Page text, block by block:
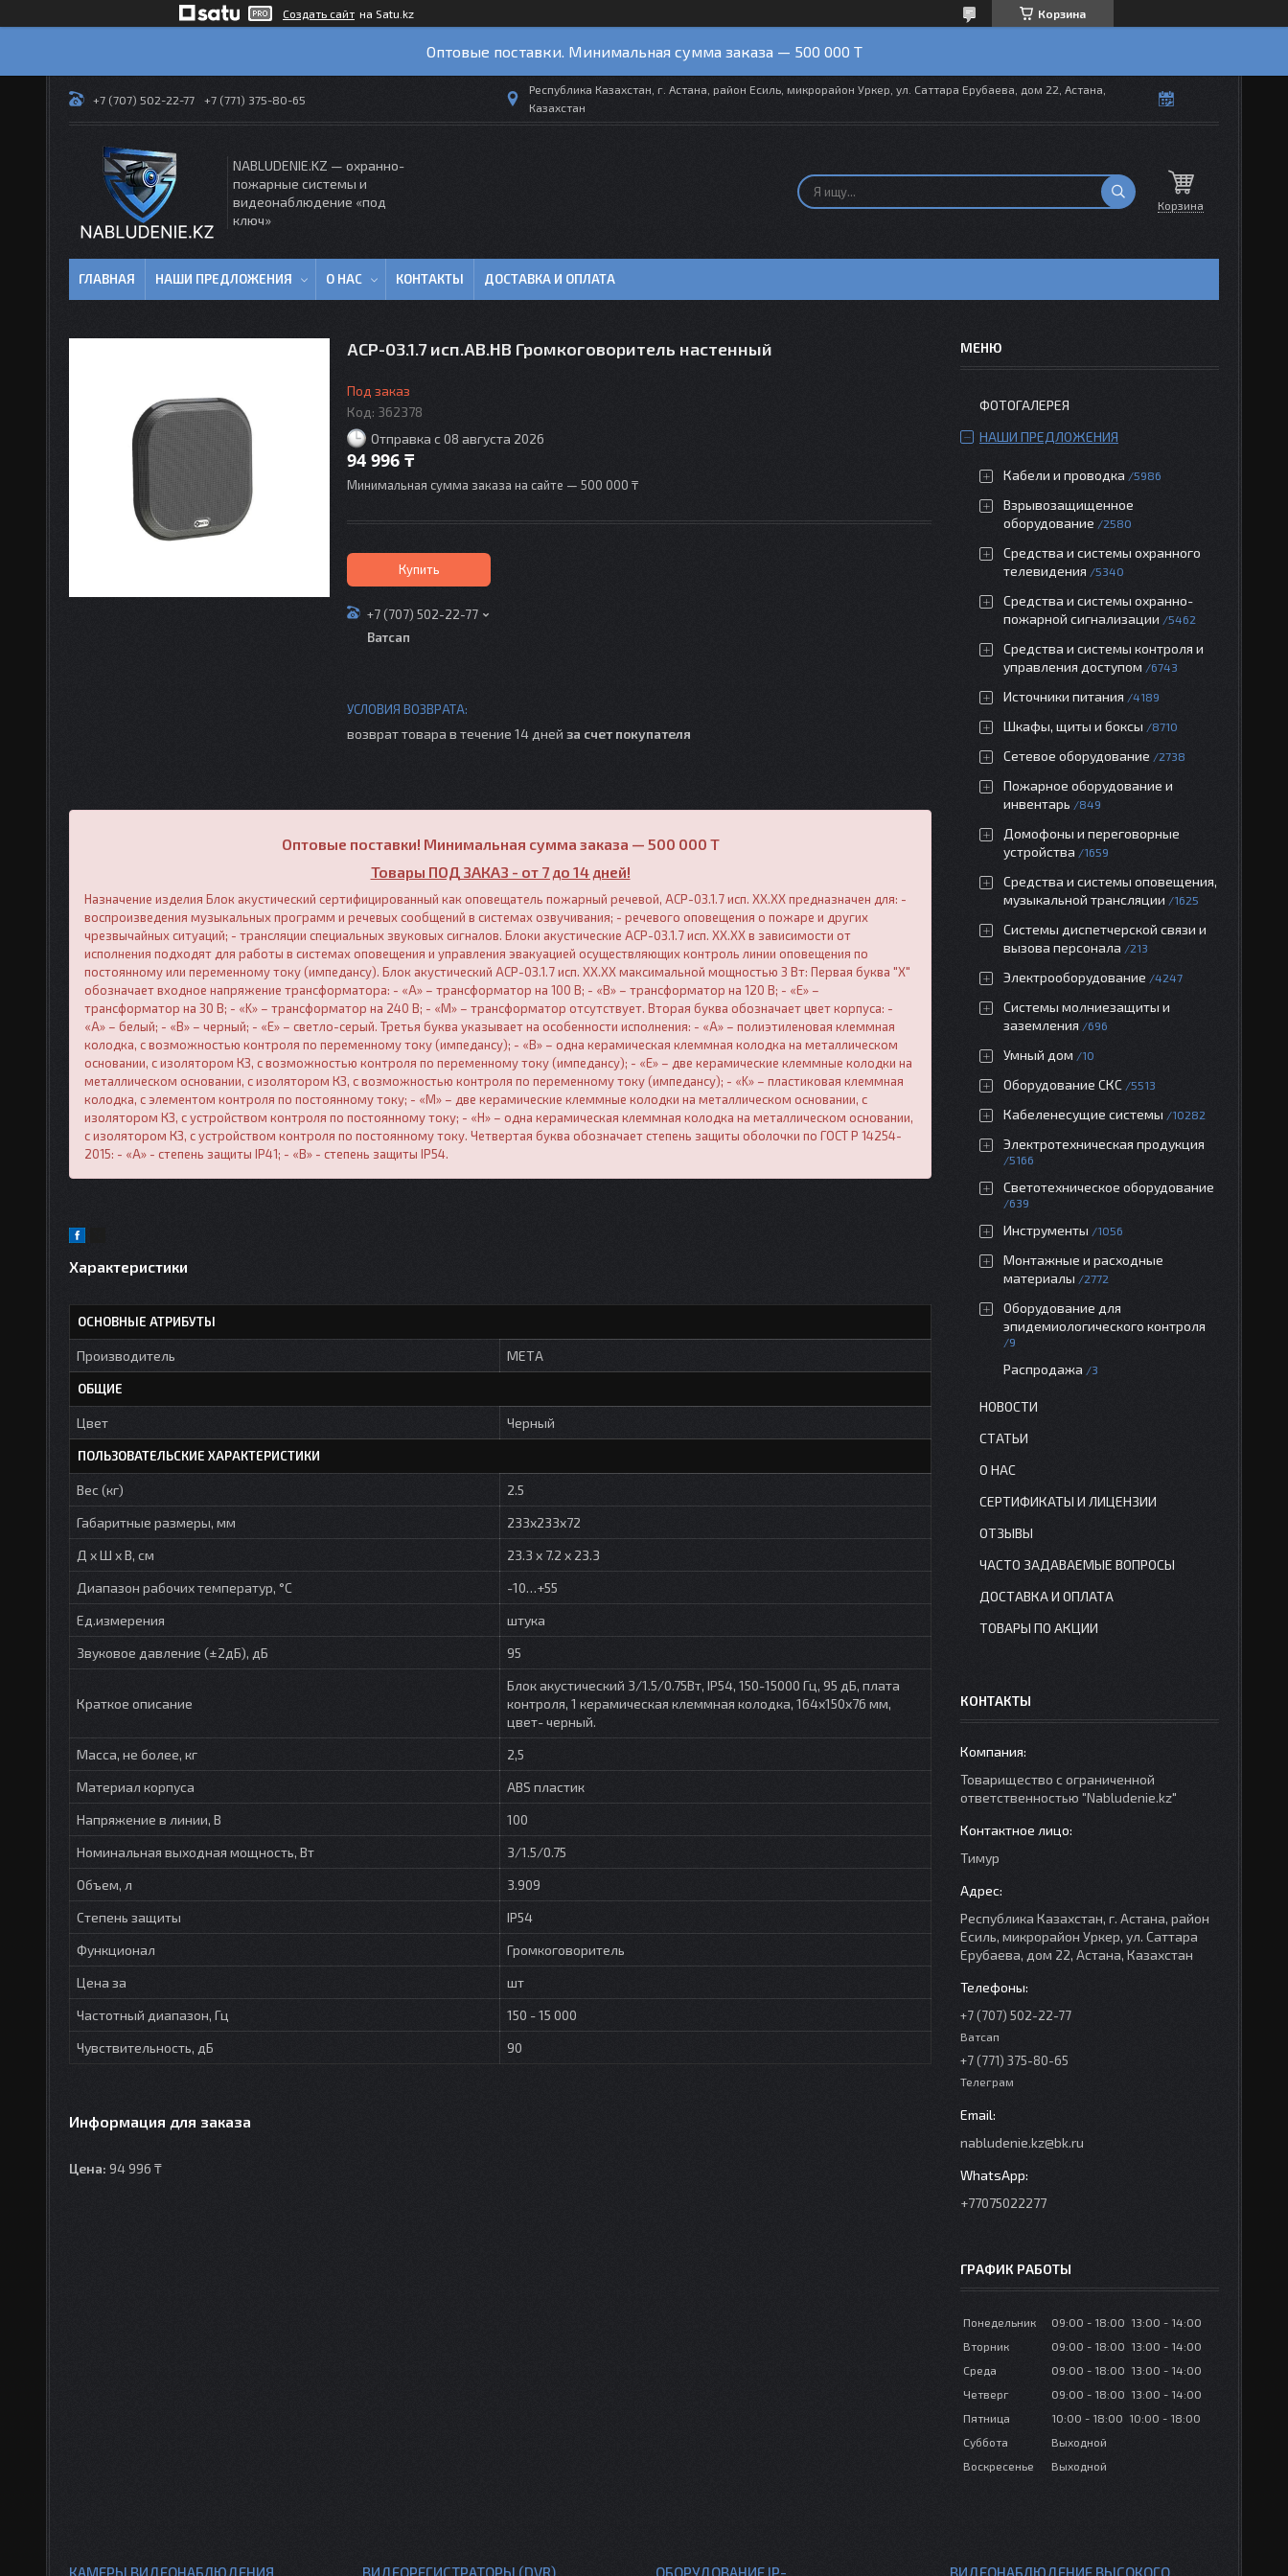
Создать сайт на Satu.kz Корзина
Оптовые поставки. Минимальная сумма заказа — 500 000 T
+7 (707) 502-22-77 +7 (771) 375-80-65
Республика Казахстан, г. Астана, район Есиль, микрорайон Уркер, ул. Саттара Ерубаева, дом 22, Астана,
Казахстан
NABLUDENIE.KZ — охранно-
пожарные системы и
видеонаблюдение «под
ключ»
Корзина
ГЛАВНАЯ НАШИ ПРЕДЛОЖЕНИЯ О НАС КОНТАКТЫ ДОСТАВКА И ОПЛАТА
АСР-03.1.7 исп.АВ.НВ Громкоговоритель настенный
Под заказ
Код: 362378
Отправка с 08 августа 2026
94 996 ₸
Минимальная сумма заказа на сайте — 500 000 ₸
Купить
+7 (707) 502-22-77
Ватсап
возврат товара в течение 14 дней за счет покупателя
Оптовые поставки! Минимальная сумма заказа — 500 000 T
Товары ПОД ЗАКАЗ - от 7 до 14 дней!
Назначение изделия Блок акустический сертифицированный как оповещатель пожарный речевой, АСР-03.1.7 исп. XX.XХ предназначен для: -
воспроизведения музыкальных программ и речевых сообщений в системах озвучивания; - речевого оповещения о пожаре и других
чрезвычайных ситуаций; - трансляции специальных звуковых сигналов. Блоки акустические АСР-03.1.7 исп. XX.XХ в зависимости от
исполнения подходят для работы в системах оповещения и управления эвакуацией осуществляющих контроль линии оповещения по
постоянному или переменному току (импедансу). Блок акустический АСР-03.1.7 исп. XX.XХ максимальной мощностью 3 Вт: Первая буква "Х"
обозначает входное напряжение трансформатора: - «A» – трансформатор на 100 В; - «B» – трансформатор на 120 В; - «Е» –
трансформатор на 30 В; - «K» – трансформатор на 240 В; - «М» – трансформатор отсутствует. Вторая буква обозначает цвет корпуса: -
«A» – белый; - «B» – черный; - «Е» – светло-серый. Третья буква указывает на особенности исполнения: - «A» – полиэтиленовая клеммная
колодка, с возможностью контроля по переменному току (импедансу); - «B» – одна керамическая клеммная колодка на металлическом
основании, с изолятором КЗ, с возможностью контроля по переменному току (импедансу); - «Е» – две керамические клеммные колодки на
металлическом основании, с изолятором КЗ, с возможностью контроля по переменному току (импедансу); - «K» – пластиковая клеммная
колодка, с элементом контроля по постоянному току; - «М» – две керамические клеммные колодки на металлическом основании, с
изолятором КЗ, с устройством контроля по постоянному току; - «Н» – одна керамическая клеммная колодка на металлическом основании,
с изолятором КЗ, с устройством контроля по постоянному току. Четвертая буква обозначает степень защиты оболочки по ГОСТ Р 14254-
2015: - «А» - степень защиты IP41; - «В» - степень защиты IP54.
Характеристики
ОСНОВНЫЕ АТРИБУТЫ
Производитель МЕТА
ОБЩИЕ
Цвет Черный
ПОЛЬЗОВАТЕЛЬСКИЕ ХАРАКТЕРИСТИКИ
Вес (кг)
2.5
Габаритные размеры, мм
233x233x72
Д х Ш х В, см
23.3 x 7.2 x 23.3
Диапазон рабочих температур, °С
-10…+55
Ед.измерения
штука
Звуковое давление (±2дБ), дБ
95
Краткое описание
Блок акустический 3/1.5/0.75Вт, IP54, 150-15000 Гц, 95 дБ, плата
контроля, 1 керамическая клеммная колодка, 164х150х76 мм,
цвет- черный.
Масса, не более, кг
2,5
Материал корпуса
ABS пластик
Напряжение в линии, В
100
Номинальная выходная мощность, Вт
3/1.5/0.75
Объем, л
3.909
Степень защиты
IP54
Функционал
Громкоговоритель
Цена за
шт
Частотный диапазон, Гц
150 - 15 000
Чувствительность, дБ
90
Информация для заказа
Цена: 94 996 ₸
ФОТОГАЛЕРЕЯ
НАШИ ПРЕДЛОЖЕНИЯ
Кабели и проводка 5986
Взрывозащищенное
оборудование
2580
Средства и системы охранного
телевидения
5340
Средства и системы охранно-
пожарной сигнализации
5462
Средства и системы контроля и
управления доступом
6743
Источники питания 4189
Шкафы, щиты и боксы 8710
Сетевое оборудование 2738
Пожарное оборудование и
инвентарь
849
Домофоны и переговорные
устройства
1659
Средства и системы оповещения,
музыкальной трансляции
1625
Системы диспетчерской связи и
вызова персонала
213
Электрооборудование 4247
Системы молниезащиты и
заземления
696
Умный дом 10
Оборудование СКС 5513
Кабеленесущие системы 10282
Электротехническая продукция
5166
Светотехническое оборудование
639
Инструменты 1056
Монтажные и расходные
материалы
2772
Оборудование для
эпидемиологического контроля
9
Распродажа 3
НОВОСТИ
СТАТЬИ
О НАС
СЕРТИФИКАТЫ И ЛИЦЕНЗИИ
ОТЗЫВЫ
ЧАСТО ЗАДАВАЕМЫЕ ВОПРОСЫ
ДОСТАВКА И ОПЛАТА
ТОВАРЫ ПО АКЦИИ
КОНТАКТЫ
Товарищество с ограниченной
ответственностью "Nabludenie.kz"
Тимур
Республика Казахстан, г. Астана, район
Есиль, микрорайон Уркер, ул. Саттара
Ерубаева, дом 22, Астана, Казахстан
+7 (707) 502-22-77
Ватсап
+7 (771) 375-80-65
Телеграм
nabludenie.kz@bk.ru
+77075022277
ГРАФИК РАБОТЫ
Понедельник 09:00 18:00 13:00
14:00
Вторник
09:00 18:00 13:00
14:00
Среда
09:00 18:00 13:00
14:00
Четверг
09:00 18:00 13:00
14:00
Пятница
10:00 18:00 10:00
18:00
Суббота
Выходной
Воскресенье
Выходной
КАМЕРЫ ВИДЕОНАБЛЮДЕНИЯ ВИДЕОРЕГИСТРАТОРЫ (DVR) ОБОРУДОВАНИЕ IP- ВИДЕОНАБЛЮДЕНИЕ ВЫСОКОГО